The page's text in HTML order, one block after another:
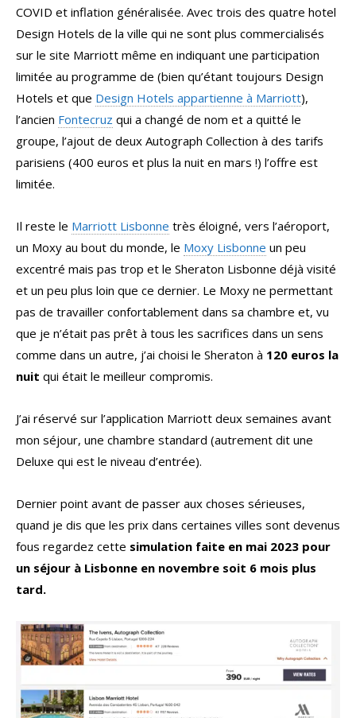
COVID et inflation généralisée. Avec trois des quatre hotel
Design Hotels de la ville qui ne sont plus commercialisés
sur le site Marriott même en indiquant une participation
limitée au programme de (bien qu’étant toujours Design
Hotels et que Design Hotels appartienne à Marriott),
l’ancien Fontecruz qui a changé de nom et a quitté le
groupe, l’ajout de deux Autograph Collection à des tarifs
parisiens (400 euros et plus la nuit en mars !) l’offre est
limitée.
Il reste le Marriott Lisbonne très éloigné, vers l’aéroport,
un Moxy au bout du monde, le Moxy Lisbonne un peu
excentré mais pas trop et le Sheraton Lisbonne déjà visité
et un peu plus loin que ce dernier. Le Moxy ne permettant
pas de travailler confortablement dans sa chambre et, vu
que je n’était pas prêt à tous les sacrifices dans un sens
comme dans un autre, j’ai choisi le Sheraton à 120 euros la
nuit qui était le meilleur compromis.
J’ai réservé sur l’application Marriott deux semaines avant
mon séjour, une chambre standard (autrement dit une
Deluxe qui est le niveau d’entrée).
Dernier point avant de passer aux choses sérieuses,
quand je dis que les prix dans certaines villes sont devenus
fous regardez cette simulation faite en mai 2023 pour
un séjour à Lisbonne en novembre soit 6 mois plus
tard.